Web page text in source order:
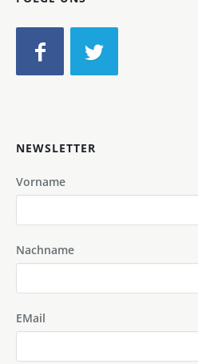
NEWSLETTER
Vorname
Nachname
EMail